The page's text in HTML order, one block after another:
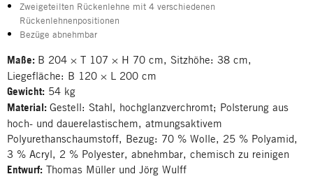
Zweigeteilten Rückenlehne mit 4 verschiedenen
Rückenlehnenpositionen
Bezüge abnehmbar
Maße: B 204 × T 107 × H 70 cm, Sitzhöhe: 38 cm,
Liegefläche: B 120 × L 200 cm
Gewicht: 54 kg
Material: Gestell: Stahl, hochglanzverchromt; Polsterung aus
hoch- und dauerelastischem, atmungsaktivem
Polyurethanschaumstoff, Bezug: 70 % Wolle, 25 % Polyamid,
3 % Acryl, 2 % Polyester, abnehmbar, chemisch zu reinigen
Entwurf: Thomas Müller und Jörg Wulff